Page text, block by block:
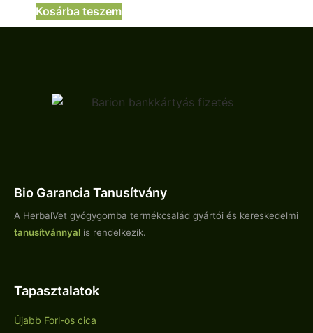
Kosárba teszem
Bio Garancia Tanusítvány
A HerbalVet gyógygomba termékcsalád gyártói és kereskedelmi
tanusítvánnyal is rendelkezik.
Tapasztalatok
Újabb Forl-os cica